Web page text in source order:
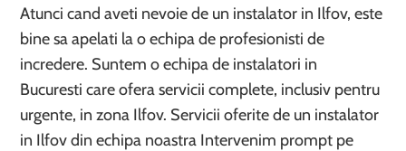
Atunci cand aveti nevoie de un instalator in Ilfov, este
bine sa apelati la o echipa de profesionisti de
incredere. Suntem o echipa de instalatori in
Bucuresti care ofera servicii complete, inclusiv pentru
urgente, in zona Ilfov. Servicii oferite de un instalator
in Ilfov din echipa noastra Intervenim prompt pe